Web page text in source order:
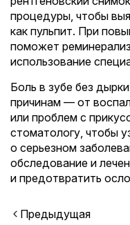
процедуры, чтобы
как пульпит. При
поможет
использование
Боль в зубе без
причинам — от
или проблем с
стоматологу, чтобы
о серьезном
обследование и
и предотвратить
Предыдущая